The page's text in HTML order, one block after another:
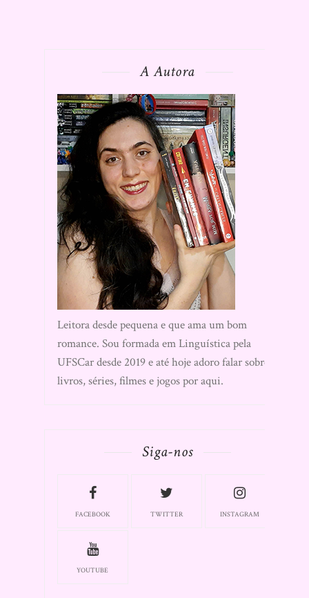
A Autora
Leitora desde pequena e que ama um bom
romance. Sou formada em Linguística pela
UFSCar desde 2019 e até hoje adoro falar sobre
livros, séries, filmes e jogos por aqui.
Siga-nos
FACEBOOK TWITTER INSTAGRAM
YOUTUBE